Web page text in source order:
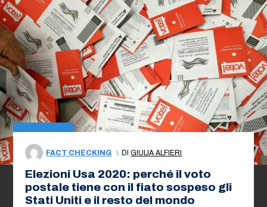
FACT CHECKING \ DIGIULIA ALFIERI
Elezioni Usa 2020: perché il voto
postale tiene con il fiato sospeso gli
Stati Uniti e il resto del mondo